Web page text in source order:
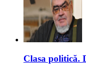
Clasa politică.